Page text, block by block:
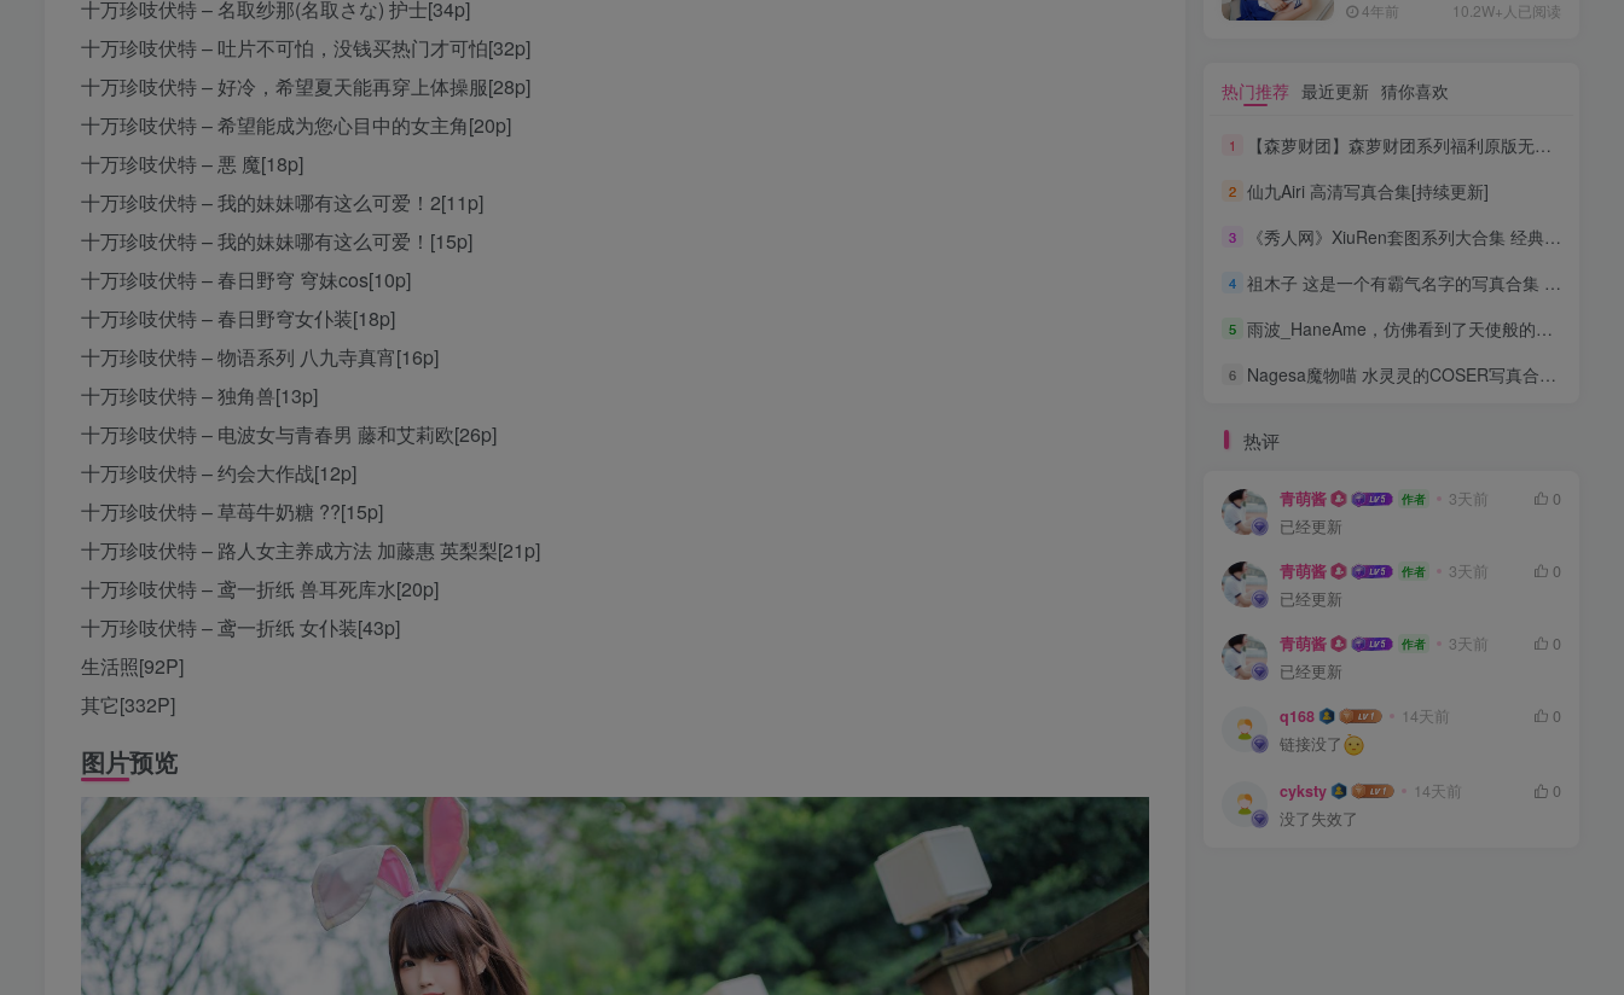
十万珍吱伏特 – 名取纱那(名取さな) 护士[34p]
十万珍吱伏特 – 吐片不可怕，没钱买热门才可怕[32p]
十万珍吱伏特 – 好冷，希望夏天能再穿上体操服[28p]
十万珍吱伏特 – 希望能成为您心目中的女主角[20p]
十万珍吱伏特 – 悪 魔[18p]
十万珍吱伏特 – 我的妹妹哪有这么可爱！2[11p]
十万珍吱伏特 – 我的妹妹哪有这么可爱！[15p]
十万珍吱伏特 – 春日野穹 穹妹cos[10p]
十万珍吱伏特 – 春日野穹女仆装[18p]
十万珍吱伏特 – 物语系列 八九寺真宵[16p]
十万珍吱伏特 – 独角兽[13p]
十万珍吱伏特 – 电波女与青春男 藤和艾莉欧[26p]
十万珍吱伏特 – 约会大作战[12p]
十万珍吱伏特 – 草苺牛奶糖 ??[15p]
十万珍吱伏特 – 路人女主养成方法 加藤惠 英梨梨[21p]
十万珍吱伏特 – 鸢一折纸 兽耳死库水[20p]
十万珍吱伏特 – 鸢一折纸 女仆装[43p]
生活照[92P]
其它[332P]
图片预览
4年前 10.2W+人已阅读
热门推荐 最近更新 猜你喜欢
1 【森萝财团】森萝财团系列福利原版无水印合集下载[与本站内容同步更新]
2 仙九Airi 高清写真合集[持续更新]
3 《秀人网》XiuRen套图系列大合集 经典稀有资源[持续更新]
4 祖木子 这是一个有霸气名字的写真合集 [持续更新]
5 雨波_HaneAme，仿佛看到了天使般的魅力 高清合集[持续更新]
6 Nagesa魔物喵 水灵灵的COSER写真合集 [持续更新]
热评
青萌酱 作者 3天前
0
已经更新
青萌酱 作者 3天前
0
已经更新
青萌酱 作者 3天前
0
已经更新
q168 14天前
0
链接没了
cyksty 14天前
0
没了失效了